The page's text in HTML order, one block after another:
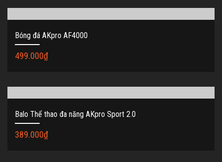
Bóng đá AKpro AF4000
499.000₫
Balo Thể thao đa năng AKpro Sport 2.0
389.000₫